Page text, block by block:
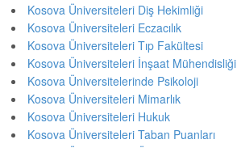
Kosova Üniversiteleri Diş Hekimliği
Kosova Üniversiteleri Eczacılık
Kosova Üniversiteleri Tıp Fakültesi
Kosova Üniversiteleri İnşaat Mühendisliği
Kosova Üniversitelerinde Psikoloji
Kosova Üniversiteleri Mimarlık
Kosova Üniversiteleri Hukuk
Kosova Üniversiteleri Taban Puanları